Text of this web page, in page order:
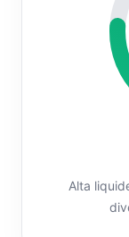
Alta